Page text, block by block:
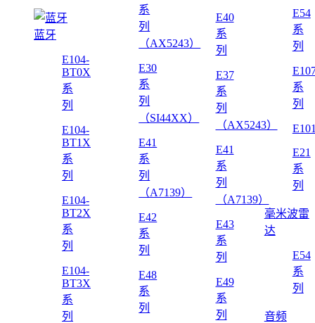
蓝牙
E104-
BT0X
系
列
E104-
BT1X
系
列
E104-
BT2X
系
列
E104-
BT3X
系
列
系
列
（AX5243）
E30
系
列
（SI44XX）
E41
系
列
（A7139）
E42
系
列
E48
系
列
E40
系
列
E37
系
列
（AX5243）
E41
系
列
（A7139）
E43
系
列
E49
系
列
E54
系
列
系
列
E21
系
列
毫米波雷
达
E54
系
列
音频